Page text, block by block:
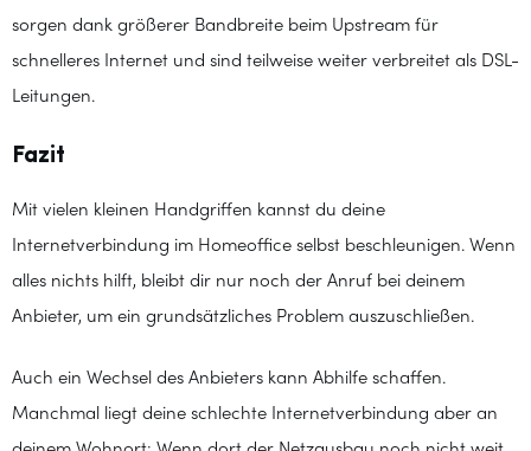
sorgen dank größerer Bandbreite beim Upstream für
schnelleres Internet und sind teilweise weiter verbreitet als DSL-
Leitungen.
Fazit
Mit vielen kleinen Handgriffen kannst du deine
Internetverbindung im Homeoffice selbst beschleunigen. Wenn
alles nichts hilft, bleibt dir nur noch der Anruf bei deinem
Anbieter, um ein grundsätzliches Problem auszuschließen.
Auch ein Wechsel des Anbieters kann Abhilfe schaffen.
Manchmal liegt deine schlechte Internetverbindung aber an